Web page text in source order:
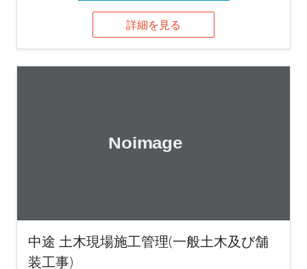
詳細を見る
中途 土木現場施工管理(一般土木及び舗
装工事)